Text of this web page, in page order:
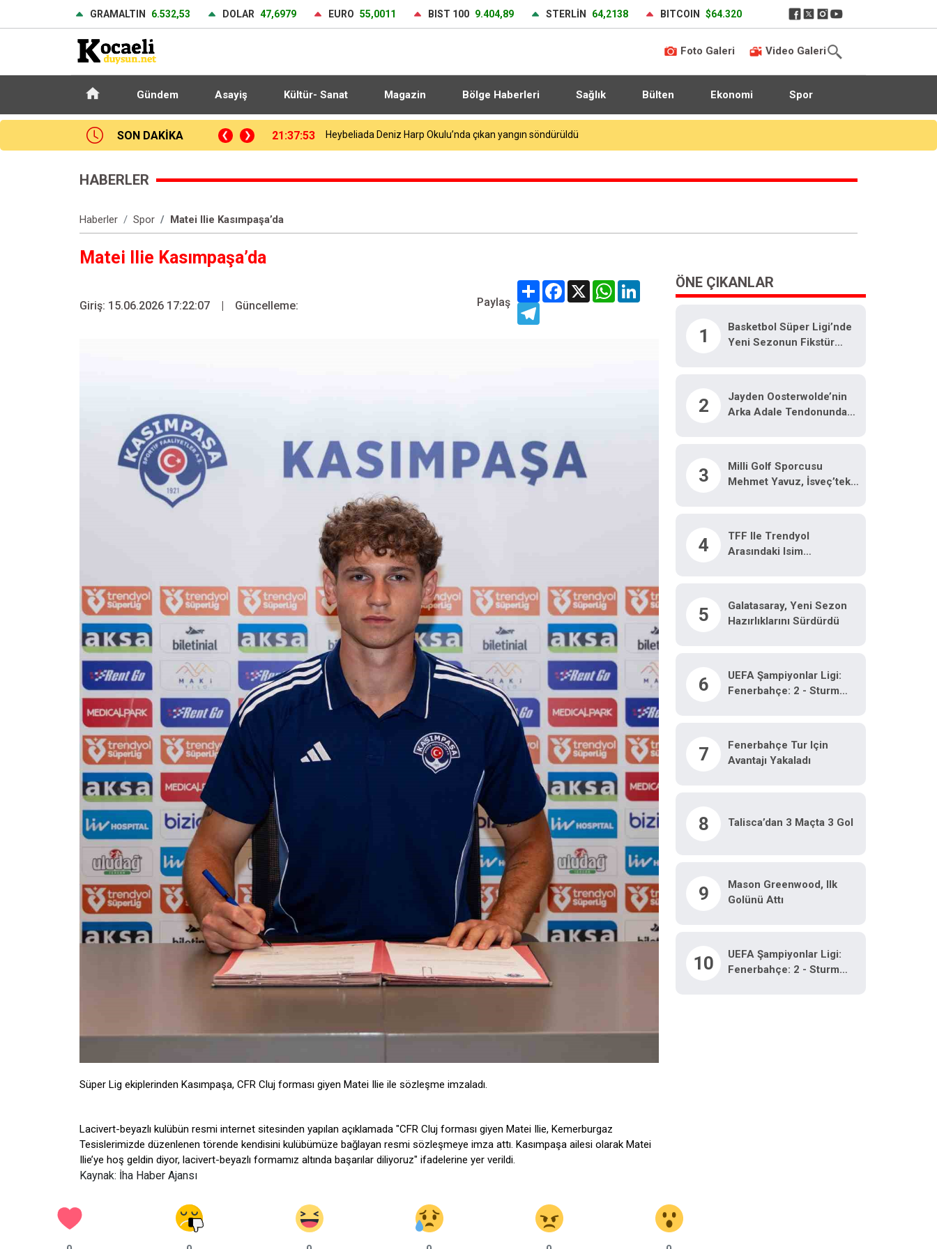
GRAMALTIN 6.532,53 DOLAR 47,6979 EURO 55,0011 BIST 100 9.404,89 STERLİN 64,2138 BITCOIN $64.320
Foto Galeri Video Galeri
Gündem Asayiş Kültür- Sanat Magazin Bölge Haberleri Sağlık Bülten Ekonomi Spor
SON DAKİKA
Okulu’nda çıkan yangın söndürüldü 21:27:54 Galatasaray yeni sezon hazırlıklarına devam ediyor
HABERLER
Haberler Spor Matei Ilie Kasımpaşa’da
Matei Ilie Kasımpaşa’da
Giriş: 15.06.2026 17:22:07 | Güncelleme: Paylaş
ShareFacebook
X WhatsAppLinkedIn
Telegram
Süper Lig ekiplerinden Kasımpaşa, CFR Cluj forması giyen Matei Ilie ile sözleşme imzaladı.
Lacivert-beyazlı kulübün resmi internet sitesinden yapılan açıklamada "CFR Cluj forması giyen Matei Ilie, Kemerburgaz
Tesislerimizde düzenlenen törende kendisini kulübümüze bağlayan resmi sözleşmeye imza attı. Kasımpaşa ailesi olarak Matei
Ilie’ye hoş geldin diyor, lacivert-beyazlı formamız altında başarılar diliyoruz" ifadelerine yer verildi.
Kaynak: İha Haber Ajansı
ÖNE ÇIKANLAR
1
Basketbol Süper Ligi’nde
Yeni Sezonun Fikstür
2
Jayden Oosterwolde’nin
Arka Adale Tendonunda
3
Milli Golf Sporcusu
Mehmet Yavuz, İsveç’teki
4
TFF Ile Trendyol
Arasındaki Isim
5
Galatasaray, Yeni Sezon
Hazırlıklarını Sürdürdü
6
UEFA Şampiyonlar Ligi:
Fenerbahçe: 2 - Sturm
7
Fenerbahçe Tur Için
Avantajı Yakaladı
8 Talisca’dan 3 Maçta 3 Gol
9
Mason Greenwood, Ilk
Golünü Attı
10
UEFA Şampiyonlar Ligi:
Fenerbahçe: 2 - Sturm